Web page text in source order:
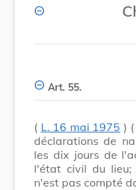
Art. 55.
( L. 16 mai 1975 ) (
déclarations de
les dix jours de
l'état civil du lieu;
n'est pas compté